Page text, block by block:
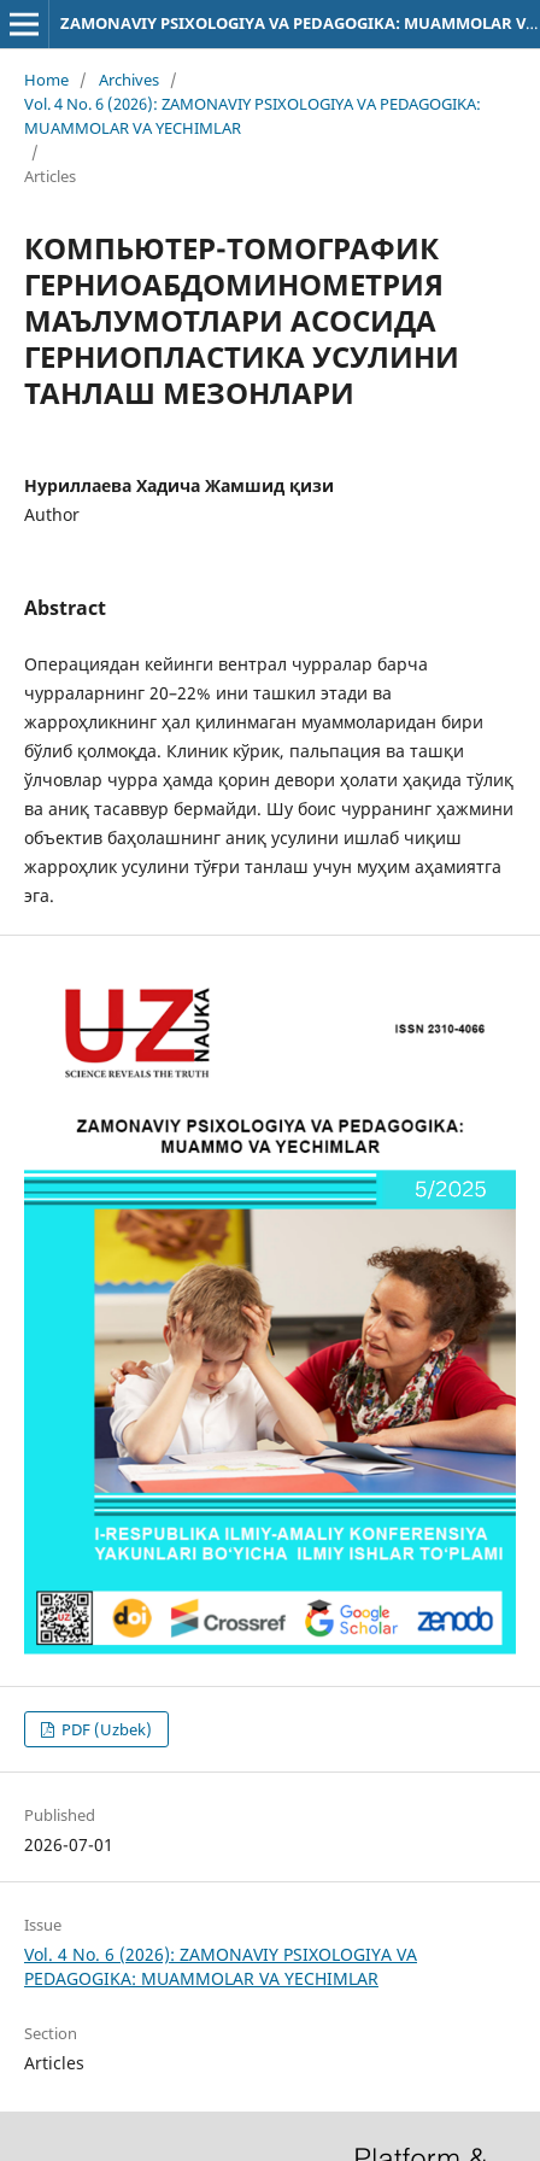
ZAMONAVIY PSIXOLOGIYA VA PEDAGOGIKA: MUAMMOLAR VA YECHIMLAR
Home / Archives /
Vol. 4 No. 6 (2026): ZAMONAVIY PSIXOLOGIYA VA PEDAGOGIKA:
MUAMMOLAR VA YECHIMLAR
/
Articles
КОМПЬЮТЕР-ТОМОГРАФИК
ГЕРНИОАБДОМИНОМЕТРИЯ
МАЪЛУМОТЛАРИ АСОСИДА
ГЕРНИОПЛАСТИКА УСУЛИНИ
ТАНЛАШ МЕЗОНЛАРИ
Нуриллаева Хадича Жамшид қизи
Author
Abstract
Операциядан кейинги вентрал чурралар барча
чурраларнинг 20–22% ини ташкил этади ва
жарроҳликнинг ҳал қилинмаган муаммоларидан бири
бўлиб қолмоқда. Клиник кўрик, пальпация ва ташқи
ўлчовлар чурра ҳамда қорин девори ҳолати ҳақида тўлиқ
ва аниқ тасаввур бермайди. Шу боис чурранинг ҳажмини
объектив баҳолашнинг аниқ усулини ишлаб чиқиш
жарроҳлик усулини тўғри танлаш учун муҳим аҳамиятга
эга.
PDF (Uzbek)
Published
2026-07-01
Issue
Vol. 4 No. 6 (2026): ZAMONAVIY PSIXOLOGIYA VA
PEDAGOGIKA: MUAMMOLAR VA YECHIMLAR
Section
Articles